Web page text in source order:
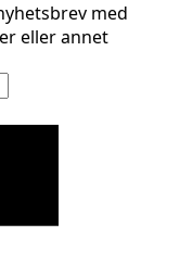
med
eller annet